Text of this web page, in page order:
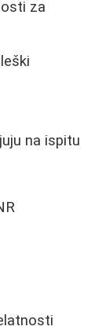
za
na ispitu